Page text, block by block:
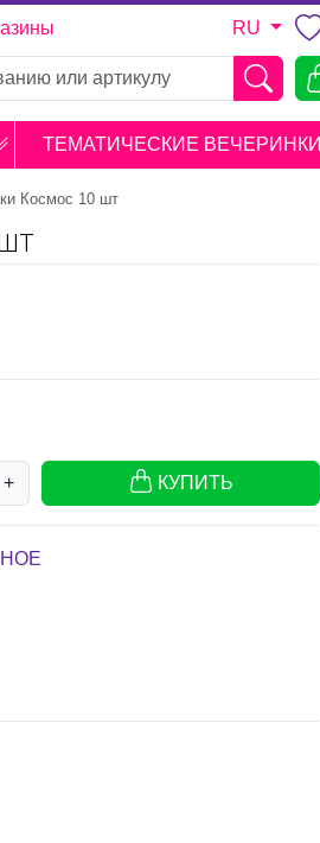
RU
ТЕМАТИЧЕСКИЕ ВЕЧЕРИНКИ
Космос 10 шт
+ КУПИТЬ